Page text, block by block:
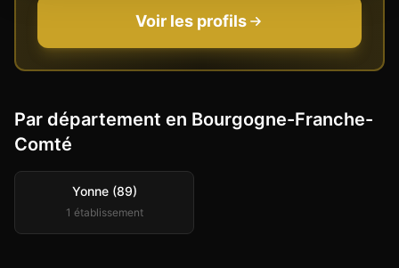
Voir les profils
Par département en Bourgogne-Franche-
Comté
Yonne (89)
1 établissement